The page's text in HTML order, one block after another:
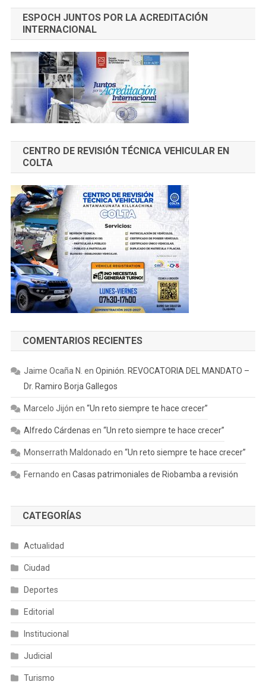
ESPOCH JUNTOS POR LA ACREDITACIÓN
INTERNACIONAL
CENTRO DE REVISIÓN TÉCNICA VEHICULAR EN
COLTA
COMENTARIOS RECIENTES
Jaime Ocaña N. en Opinión. REVOCATORIA DEL MANDATO –
Dr. Ramiro Borja Gallegos
Marcelo Jijón en “Un reto siempre te hace crecer”
Alfredo Cárdenas en “Un reto siempre te hace crecer”
Monserrath Maldonado en “Un reto siempre te hace crecer”
Fernando en Casas patrimoniales de Riobamba a revisión
CATEGORÍAS
Actualidad
Ciudad
Deportes
Editorial
Institucional
Judicial
Turismo